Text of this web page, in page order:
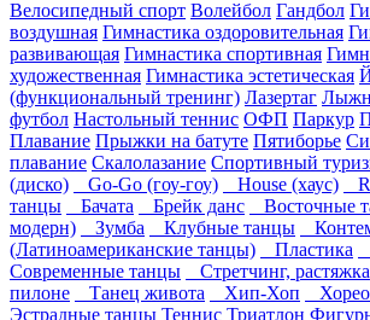
Велосипедный спорт Волейбол Гандбол
воздушная Гимнастика оздоровительная
развивающая Гимнастика спортивная
художественная Гимнастика эстетическая
(функциональный тренинг) Лазертаг
футбол Настольный теннис ОФП Паркур
Плавание Прыжки на батуте Пятиборье
плавание Скалолазание Спортивный
(диско)
Go-Go (гоу-гоу) House (хаус)
танцы
Бачата Брейк данс Восточные
модерн)
Зумба Клубные танцы
(Латиноамериканские танцы)
Пластика
Современные танцы
Стретчинг, растяжка
пилоне
Танец живота Хип-Хоп
Эстрадные танцы Теннис Триатлон